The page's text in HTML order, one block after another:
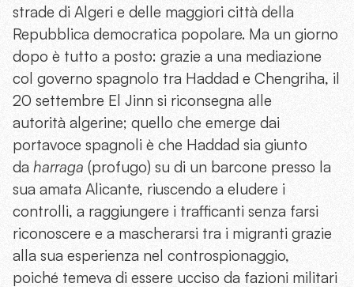
strade di Algeri e delle maggiori città della
Repubblica democratica popolare. Ma un giorno
dopo è tutto a posto: grazie a una mediazione
col governo spagnolo tra Haddad e Chengriha, il
20 settembre El Jinn si riconsegna alle
autorità algerine; quello che emerge dai
portavoce spagnoli è che Haddad sia giunto
da harraga (profugo) su di un barcone presso la
sua amata Alicante, riuscendo a eludere i
controlli, a raggiungere i trafficanti senza farsi
riconoscere e a mascherarsi tra i migranti grazie
alla sua esperienza nel controspionaggio,
poiché temeva di essere ucciso da fazioni militari